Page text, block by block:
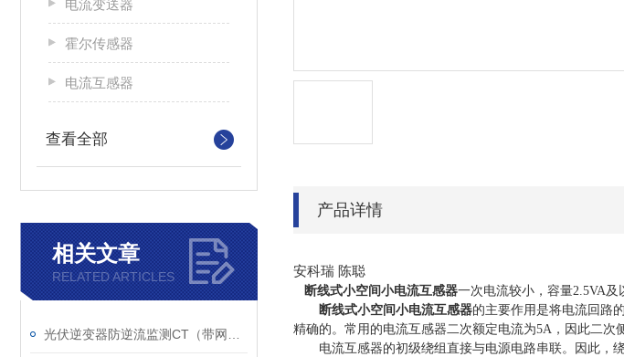
电流变送器
霍尔传感器
电流互感器
查看全部
相关文章
RELATED ARTICLES
产品详情
安科瑞 陈聪
断线式小空间小电流互感器一次电流较小，容量2.5VA及
断线式小空间小电流互感器的主要作用是将电流回路
精确的。常用的电流互感器二次额定电流为5A，因此二次
电流互感器的初级绕组直接与电源电路串联。因此，绕